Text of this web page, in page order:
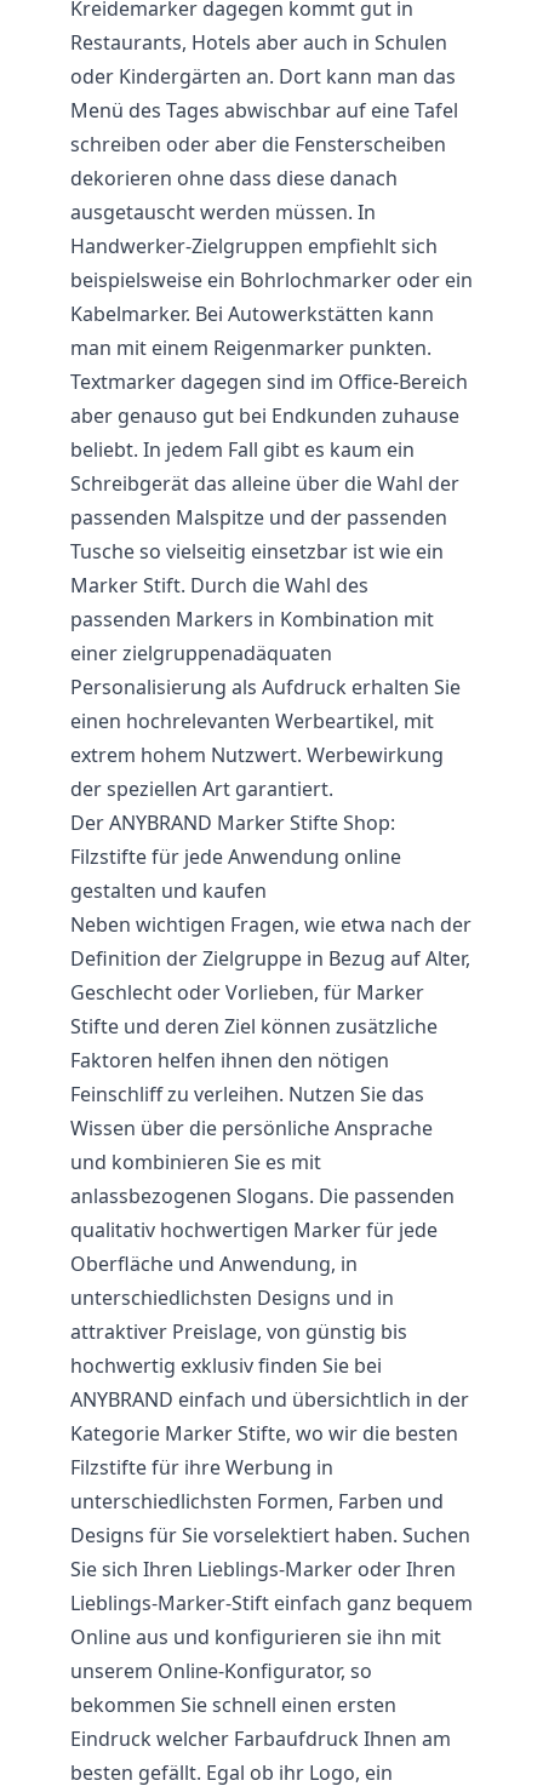
Kreidemarker dagegen kommt gut in
Restaurants, Hotels aber auch in Schulen
oder Kindergärten an. Dort kann man das
Menü des Tages abwischbar auf eine Tafel
schreiben oder aber die Fensterscheiben
dekorieren ohne dass diese danach
ausgetauscht werden müssen. In
Handwerker-Zielgruppen empfiehlt sich
beispielsweise ein Bohrlochmarker oder ein
Kabelmarker. Bei Autowerkstätten kann
man mit einem Reigenmarker punkten.
Textmarker dagegen sind im Office-Bereich
aber genauso gut bei Endkunden zuhause
beliebt. In jedem Fall gibt es kaum ein
Schreibgerät das alleine über die Wahl der
passenden Malspitze und der passenden
Tusche so vielseitig einsetzbar ist wie ein
Marker Stift. Durch die Wahl des
passenden Markers in Kombination mit
einer zielgruppenadäquaten
Personalisierung als Aufdruck erhalten Sie
einen hochrelevanten Werbeartikel, mit
extrem hohem Nutzwert. Werbewirkung
der speziellen Art garantiert.
Der ANYBRAND Marker Stifte Shop:
Filzstifte für jede Anwendung online
gestalten und kaufen
Neben wichtigen Fragen, wie etwa nach der
Definition der Zielgruppe in Bezug auf Alter,
Geschlecht oder Vorlieben, für Marker
Stifte und deren Ziel können zusätzliche
Faktoren helfen ihnen den nötigen
Feinschliff zu verleihen. Nutzen Sie das
Wissen über die persönliche Ansprache
und kombinieren Sie es mit
anlassbezogenen Slogans. Die passenden
qualitativ hochwertigen Marker für jede
Oberfläche und Anwendung, in
unterschiedlichsten Designs und in
attraktiver Preislage, von günstig bis
hochwertig exklusiv finden Sie bei
ANYBRAND einfach und übersichtlich in der
Kategorie Marker Stifte, wo wir die besten
Filzstifte für ihre Werbung in
unterschiedlichsten Formen, Farben und
Designs für Sie vorselektiert haben. Suchen
Sie sich Ihren Lieblings-Marker oder Ihren
Lieblings-Marker-Stift einfach ganz bequem
Online aus und konfigurieren sie ihn mit
unserem Online-Konfigurator, so
bekommen Sie schnell einen ersten
Eindruck welcher Farbaufdruck Ihnen am
besten gefällt. Egal ob ihr Logo, ein